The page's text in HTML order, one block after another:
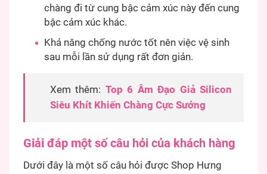
chàng đi từ cung bậc cảm xúc này đến cung
bậc cảm xúc khác.
Khả năng chống nước tốt nên việc vệ sinh
sau mỗi lần sử dụng rất đơn giản.
Xem thêm: Top 6 Âm Đạo Giả Silicon
Siêu Khít Khiến Chàng Cực Sướng
Giải đáp một số câu hỏi của khách hàng
Dưới đây là một số câu hỏi được Shop Hưng